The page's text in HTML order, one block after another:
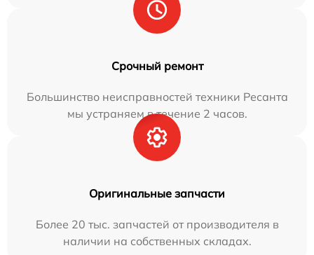
Срочный ремонт
Большинство неисправностей техники Ресанта
мы устраняем в течение 2 часов.
Оригинальные запчасти
Более 20 тыс. запчастей от производителя в
наличии на собственных складах.